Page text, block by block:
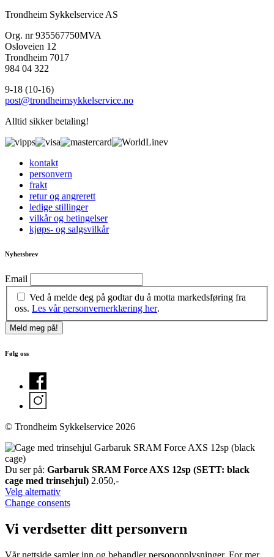
Trondheim Sykkelservice AS
Org. nr 935567750MVA
Osloveien 12
Trondheim 7017
984 04 322
9-18 (10-16)
post@trondheimsykkelservice.no
Alltid sikker betaling!
kontakt
personvern
frakt
retur og angrerett
ledige stillinger
vilkår og betingelser
kjøps- og salgsvilkår
Nyhetsbrev
Email
Ved å melde deg på godtar du å motta markedsføring fra
oss. Les vår personvernerklæring her.
Følg oss
© Trondheim Sykkelservice 2026
Du ser på: Garbaruk SRAM Force AXS 12sp (SETT: black
cage med trinsehjul) 2.050,-
Velg alternativ
Change consents
Vi verdsetter ditt personvern
Vår nettside samler inn og behandler personopplysninger. For mer